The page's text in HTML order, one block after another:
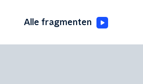
Alle fragmenten